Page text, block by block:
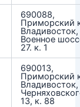
690088,
Приморский
Владивосток,
Военное
27. к. 1
690013,
Приморский
Владивосток,
13, к. 88